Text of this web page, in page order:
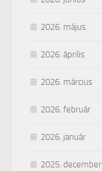
2026. május
2026. április
2026. március
2026. február
2026. január
2025. december